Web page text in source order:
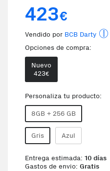
423€
Vendido por BCB Darty
Opciones de compra:
Nuevo
423€
Personaliza tu producto:
8GB + 256 GB
Gris Azul
Entrega estimada: 10 días
Gastos de envio: Gratis